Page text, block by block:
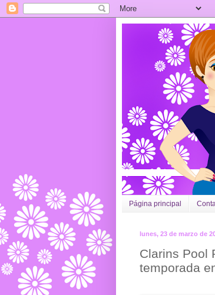
Página principal
lunes, 23 de marzo de
Clarins Pool
temporada